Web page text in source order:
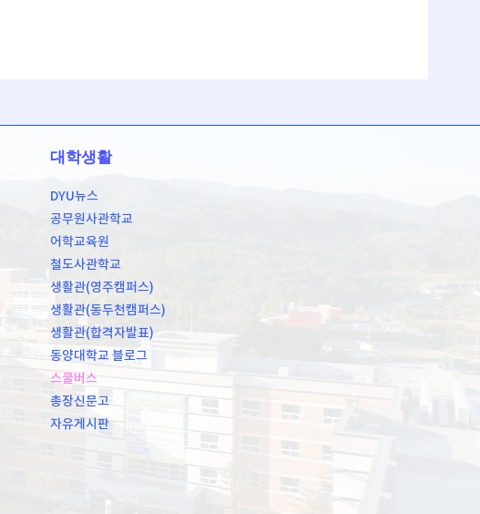
대학생활
DYU뉴스
공무원사관학교
어학교육원
철도사관학교
생활관(영주캠퍼스)
생활관(동두천캠퍼스)
생활관(합격자발표)
동양대학교 블로그
스쿨버스
총장신문고
자유게시판